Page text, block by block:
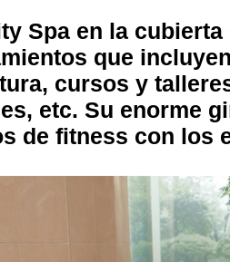
Spa en la
que
cursos y
etc. Su enorme
de fitness con los